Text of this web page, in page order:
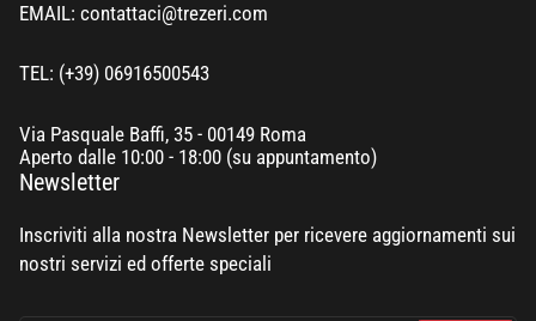
EMAIL: contattaci@trezeri.com
TEL: (+39) 06916500543
Via Pasquale Baffi, 35 - 00149 Roma
Aperto dalle 10:00 - 18:00 (su appuntamento)
Newsletter
Inscriviti alla nostra Newsletter per ricevere aggiornamenti sui
nostri servizi ed offerte speciali